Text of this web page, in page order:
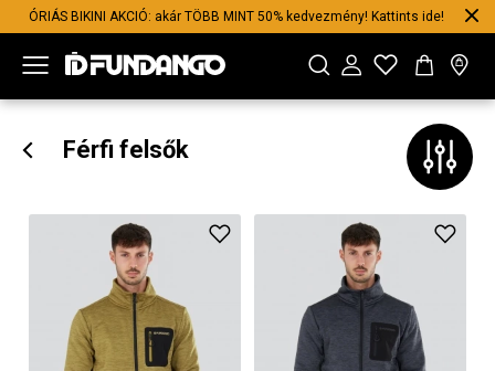
ÓRIÁS BIKINI AKCIÓ: akár TÖBB MINT 50% kedvezmény! Kattints ide!
Férfi felsők